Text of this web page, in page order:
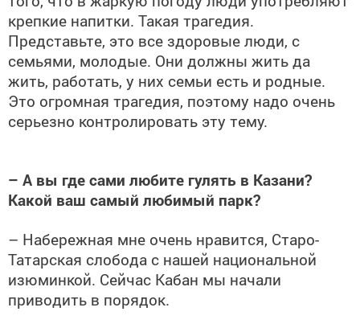
крепкие напитки. Такая трагедия.
Представьте, это все здоровые люди, с
семьями, молодые. Они должны жить да
жить, работать, у них семьи есть и родные.
Это огромная трагедия, поэтому надо очень
серьезно контролировать эту тему.
– А вы где сами любите гулять в Казани?
Какой ваш самый любимый парк?
– Набережная мне очень нравится, Старо-
Татарская слобода с нашей национальной
изюминкой. Сейчас Кабан мы начали
приводить в порядок.